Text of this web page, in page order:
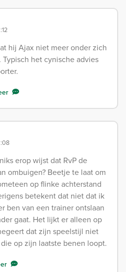
hij Ajax niet meer onder zich
het cynische advies
erop wijst dat RvP de
ombuigen? Beetje te laat om
op flinke achterstand
betekent dat niet dat ik
ben van een trainer ontslaan
gaat. Het lijkt er alleen op
dat zijn speelstijl niet
op zijn laatste benen loopt.